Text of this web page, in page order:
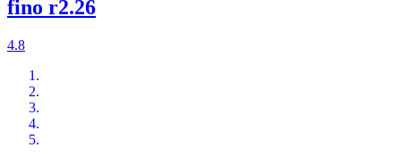
fino r2.26
4.8